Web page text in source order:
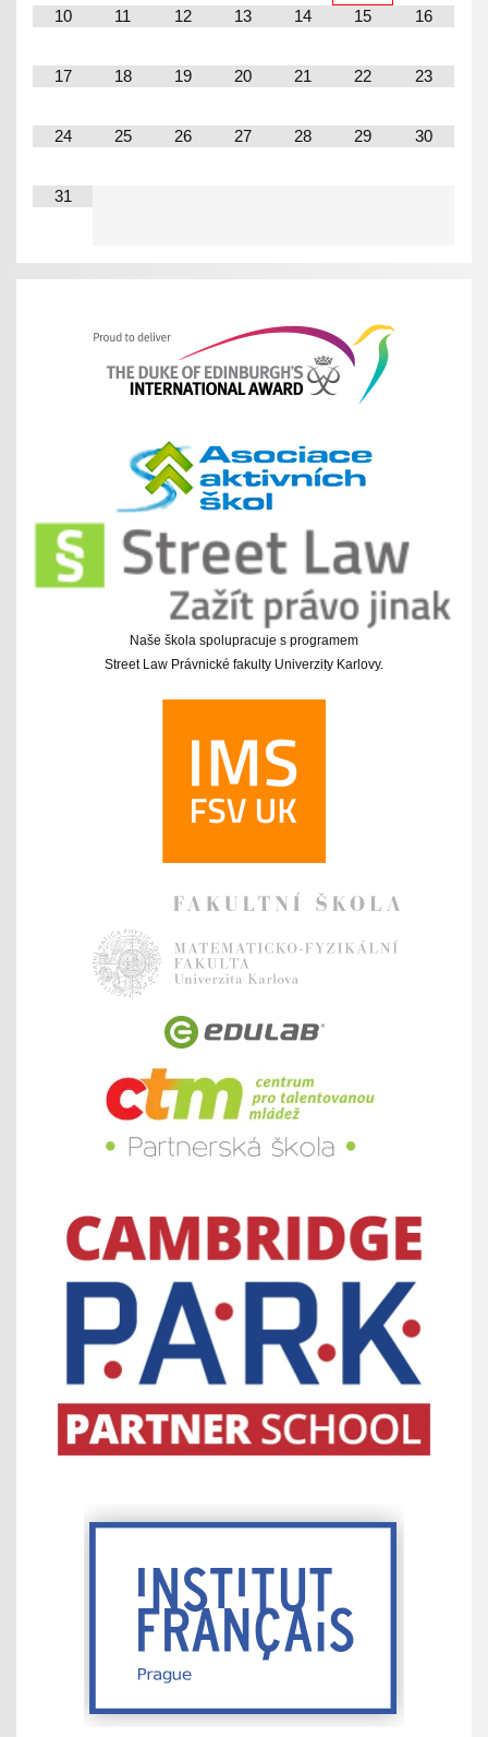
10 11 12 13 14 15 16
17 18 19 20 21 22 23
24 25 26 27 28 29 30
31
Naše škola spolupracuje s programem
Street Law Právnické fakulty Univerzity Karlovy.